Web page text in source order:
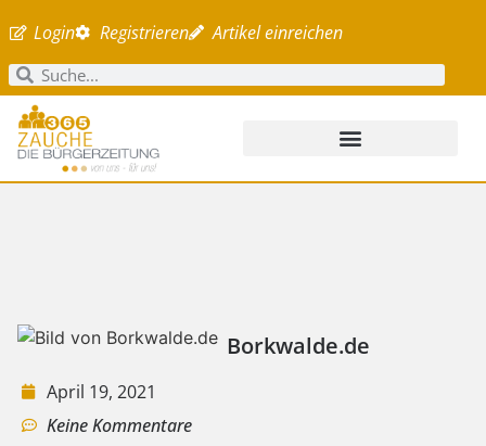
Login Registrieren Artikel einreichen
Borkwalde.de
April 19, 2021
Keine Kommentare